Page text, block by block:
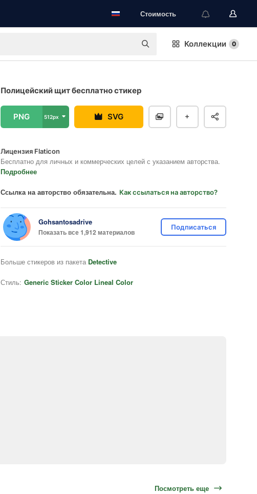
Стоимость
Коллекции 0
Полицейский щит бесплатно стикер
PNG 512px SVG
Лицензия Flaticon
Бесплатно для личных и коммерческих целей с указанием авторства.
Подробнее
Ссылка на авторство обязательна. Как ссылаться на авторство?
Gohsantosadrive
Показать все 1,912 материалов
Подписаться
Больше стикеров из пакета Detective
Стиль: Generic Sticker Color Lineal Color
Посмотреть еще